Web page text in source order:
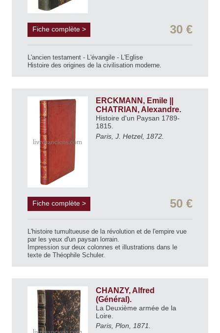
Fiche complète > 30 €
L'ancien testament - L'évangile - L'Eglise
Histoire des origines de la civilisation moderne.
ERCKMANN, Emile ||
CHATRIAN, Alexandre.
Histoire d'un Paysan 1789-
1815.
Paris, J. Hetzel, 1872.
Fiche complète > 50 €
L'histoire tumultueuse de la révolution et de l'empire vue
par les yeux d'un paysan lorrain.
Impression sur deux colonnes et illustrations dans le
texte de Théophile Schuler.
CHANZY, Alfred
(Général).
La Deuxième armée de la
Loire.
Paris, Plon, 1871.